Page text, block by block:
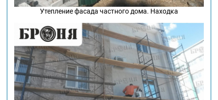
Утепление фасада частного дома. Находка